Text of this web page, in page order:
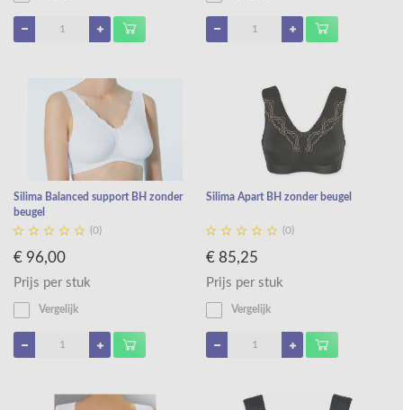
Silima Balanced support BH zonder
beugel
     (0)
€ 96,00
Prijs per stuk
Vergelijk
Silima Apart BH zonder beugel
     (0)
€ 85,25
Prijs per stuk
Vergelijk